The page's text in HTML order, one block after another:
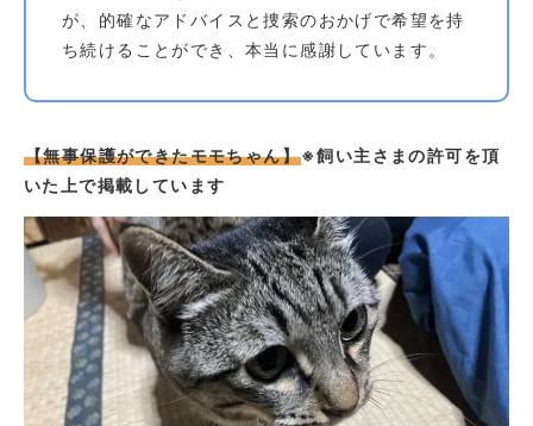
が、的確なアドバイスと捜索のおかげで希望を持
ち続けることができ、本当に感謝しています。
【無事保護ができたモモちゃん】※飼い主さまの許可を頂
いた上で掲載しています